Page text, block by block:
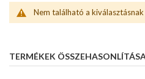
Nem található a
TERMÉKEK